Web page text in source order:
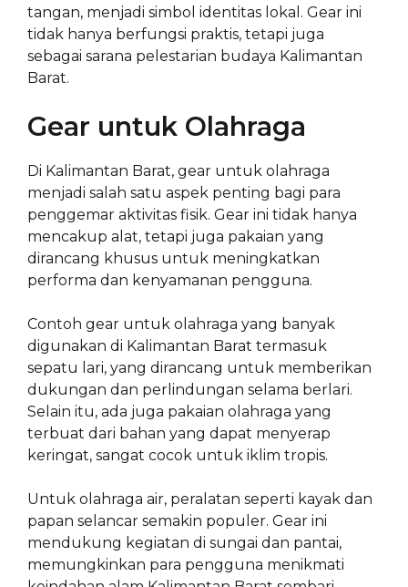
tangan, menjadi simbol identitas lokal. Gear ini
tidak hanya berfungsi praktis, tetapi juga
sebagai sarana pelestarian budaya Kalimantan
Barat.
Gear untuk Olahraga
Di Kalimantan Barat, gear untuk olahraga
menjadi salah satu aspek penting bagi para
penggemar aktivitas fisik. Gear ini tidak hanya
mencakup alat, tetapi juga pakaian yang
dirancang khusus untuk meningkatkan
performa dan kenyamanan pengguna.
Contoh gear untuk olahraga yang banyak
digunakan di Kalimantan Barat termasuk
sepatu lari, yang dirancang untuk memberikan
dukungan dan perlindungan selama berlari.
Selain itu, ada juga pakaian olahraga yang
terbuat dari bahan yang dapat menyerap
keringat, sangat cocok untuk iklim tropis.
Untuk olahraga air, peralatan seperti kayak dan
papan selancar semakin populer. Gear ini
mendukung kegiatan di sungai dan pantai,
memungkinkan para pengguna menikmati